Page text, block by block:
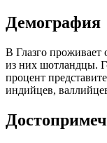
Демография
В Глазго проживает
из них шотландцы.
процент
индийцев,